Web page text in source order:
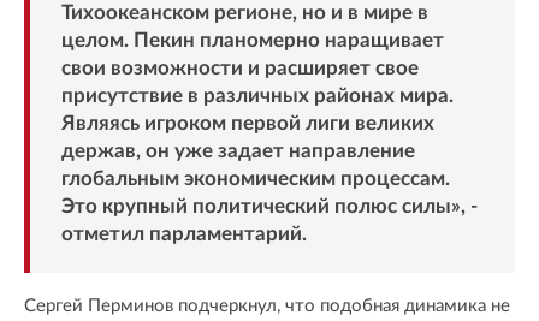
Тихоокеанском регионе, но и в мире в
целом. Пекин планомерно наращивает
свои возможности и расширяет свое
присутствие в различных районах мира.
Являясь игроком первой лиги великих
держав, он уже задает направление
глобальным экономическим процессам.
Это крупный политический полюс силы», -
отметил парламентарий.
Сергей Перминов подчеркнул, что подобная динамика не